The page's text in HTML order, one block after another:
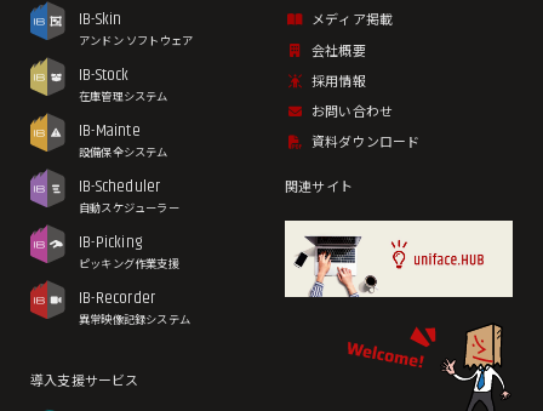
IB-Skin
アンドン ソフトウェア
IB-Stock
在庫管理システム
IB-Mainte
設備保全システム
IB-Scheduler
自動スケジューラー
IB-Picking
ピッキング作業支援
IB-Recorder
異常映像記録システム
導入支援サービス
メディア掲載
会社概要
採用情報
お問い合わせ
資料ダウンロード
関連サイト